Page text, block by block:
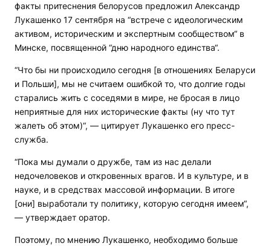
факты притеснения белорусов предложил Александр
Лукашенко 17 сентября на “встрече с идеологическим
активом, историческим и экспертным сообществом“ в
Минске, посвященной “дню народного единства“.
“Что бы ни происходило сегодня [в отношениях Беларуси
и Польши], мы не считаем ошибкой то, что долгие годы
старались жить с соседями в мире, не бросая в лицо
неприятные для них исторические факты (ну что тут
жалеть об этом)“, — цитирует Лукашенко его пресс-
служба.
“Пока мы думали о дружбе, там из нас делали
недочеловеков и откровенных врагов. И в культуре, и в
науке, и в средствах массовой информации. В итоге
[они] выработали ту политику, которую сегодня имеем“,
— утверждает оратор.
Поэтому, по мнению Лукашенко, необходимо больше